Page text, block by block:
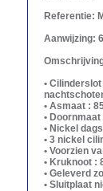
Referentie:
Aanwijzing:
•
• Asmaat :
•
• Nickel
• 3 nickel
• Voorzien
• Kruknoot :
• Geleverd
• Sluitplaat